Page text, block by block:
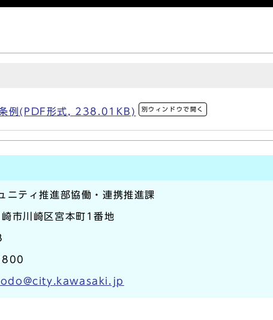
条例(PDF形式, 238.01KB) 別ウィンドウで開く
ニティ推進部協働・連携推進課
市川崎区宮本町1番地